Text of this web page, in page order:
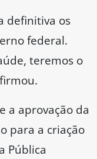
definitiva os
federal.
teremos o
a aprovação da
para a criação
Pública